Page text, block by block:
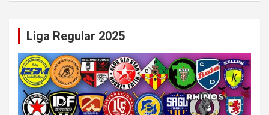
Liga Regular 2025